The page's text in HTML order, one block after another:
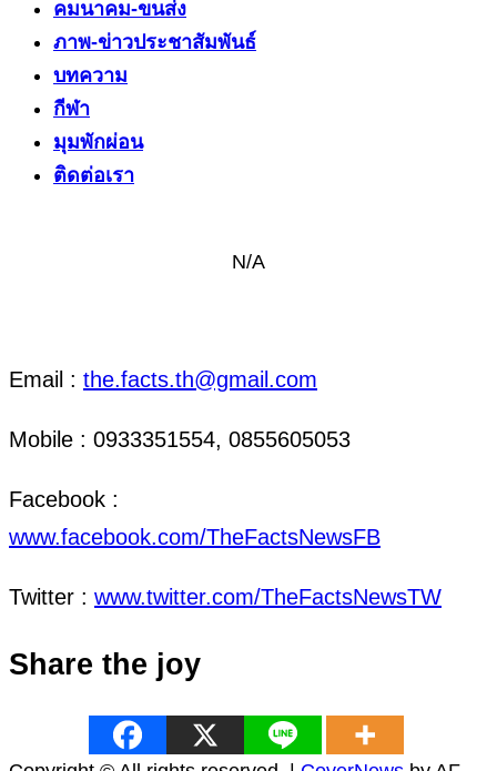
คมนาคม-ขนส่ง
ภาพ-ข่าวประชาสัมพันธ์
บทความ
กีฬา
มุมพักผ่อน
ติดต่อเรา
N/A
Email : the.facts.th@gmail.com
Mobile : 0933351554, 0855605053
Facebook :
www.facebook.com/TheFactsNewsFB
Twitter : www.twitter.com/TheFactsNewsTW
Share the joy